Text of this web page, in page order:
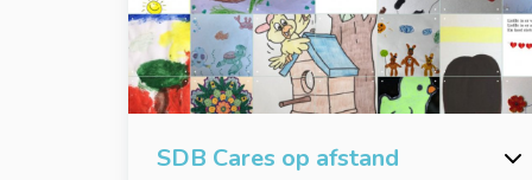
SDB Cares op afstand